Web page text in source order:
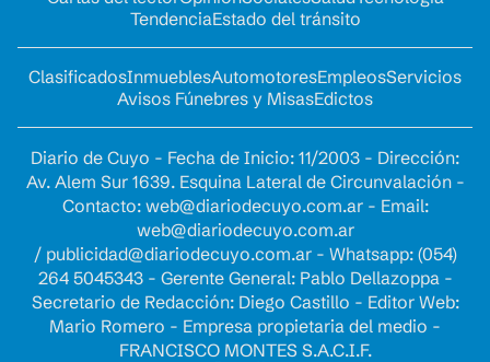
TendenciaEstado del tránsito
ClasificadosInmueblesAutomotoresEmpleosServicios
Avisos Fúnebres y MisasEdictos
Diario de Cuyo - Fecha de Inicio: 11/2003 - Dirección:
Av. Alem Sur 1639. Esquina Lateral de Circunvalación -
Contacto: web@diariodecuyo.com.ar- Email:
web@diariodecuyo.com.ar
/ publicidad@diariodecuyo.com.ar- Whatsapp: (054)
264 5045343 - Gerente General: Pablo Dellazoppa -
Secretario de Redacción: Diego Castillo - Editor Web:
Mario Romero - Empresa propietaria del medio -
FRANCISCO MONTES S.A.C.I.F.